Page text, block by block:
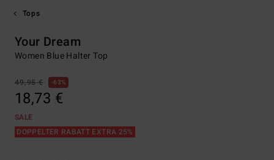
Tops
Your Dream
Women Blue Halter Top
49,95 € 63%
18,73 €
SALE
DOPPELTER RABATT EXTRA 25%